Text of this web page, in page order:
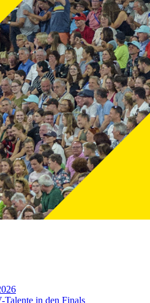
in den Finals